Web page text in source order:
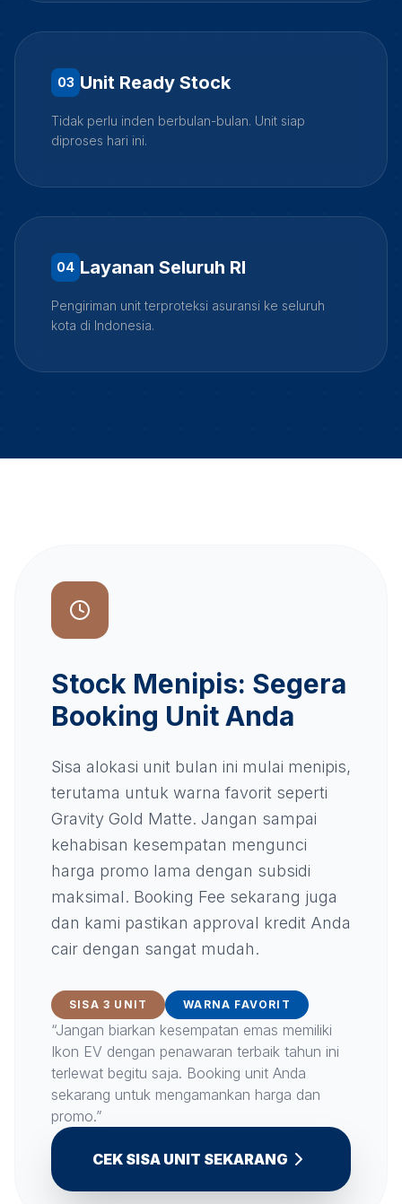
03 Unit Ready Stock
Tidak perlu inden berbulan-bulan. Unit siap
diproses hari ini.
04 Layanan Seluruh RI
Pengiriman unit terproteksi asuransi ke seluruh
kota di Indonesia.
Stock Menipis: Segera
Booking Unit Anda
Sisa alokasi unit bulan ini mulai menipis,
terutama untuk warna favorit seperti
Gravity Gold Matte. Jangan sampai
kehabisan kesempatan mengunci
harga promo lama dengan subsidi
maksimal. Booking Fee sekarang juga
dan kami pastikan approval kredit Anda
cair dengan sangat mudah.
SISA 3 UNIT WARNA FAVORIT
“Jangan biarkan kesempatan emas memiliki
Ikon EV dengan penawaran terbaik tahun ini
terlewat begitu saja. Booking unit Anda
sekarang untuk mengamankan harga dan
promo.”
CEK SISA UNIT SEKARANG